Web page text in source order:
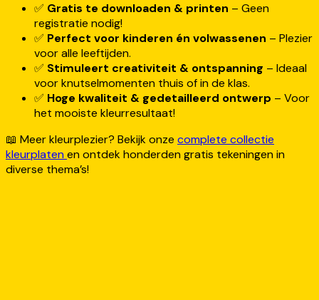
✅ Gratis te downloaden & printen – Geen
registratie nodig!
✅ Perfect voor kinderen én volwassenen – Plezier
voor alle leeftijden.
✅ Stimuleert creativiteit & ontspanning – Ideaal
voor knutselmomenten thuis of in de klas.
✅ Hoge kwaliteit & gedetailleerd ontwerp – Voor
het mooiste kleurresultaat!
📖 Meer kleurplezier? Bekijk onze complete collectie
kleurplatenen ontdek honderden gratis tekeningen in
diverse thema’s!